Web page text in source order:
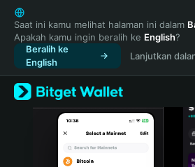
English
日本語
Tiếng Việt
Русский
Español (Latinoamérica)
Türkçe
Italiano
Saat ini kamu melihat halaman ini dalam
Apakah kamu ingin beralih ke English?
Beralih ke
English
Lanjutkan